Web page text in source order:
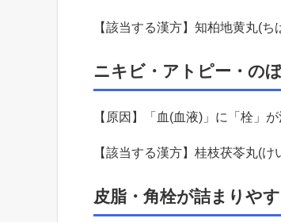
【該当する漢方】知柏地黄丸(
ニキビ・アトピー・の
【原因】「血(血液)」に「栓」
【該当する漢方】桂枝茯苓丸(
皮脂・角栓が詰まりや